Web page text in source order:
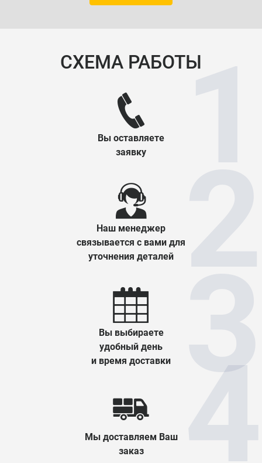
СХЕМА РАБОТЫ
Вы оставляете
заявку
Наш менеджер
связывается с вами для
уточнения деталей
Вы выбираете
удобный день
и время доставки
Мы доставляем Ваш
заказ